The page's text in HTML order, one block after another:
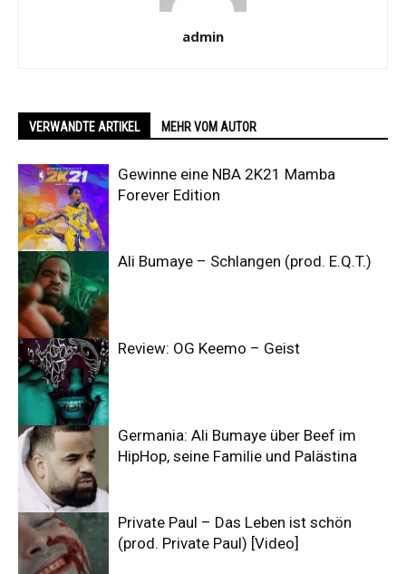
admin
VERWANDTE ARTIKEL MEHR VOM AUTOR
Gewinne eine NBA 2K21 Mamba
Forever Edition
Ali Bumaye – Schlangen (prod. E.Q.T.)
Review: OG Keemo – Geist
Germania: Ali Bumaye über Beef im
HipHop, seine Familie und Palästina
Private Paul – Das Leben ist schön
(prod. Private Paul) [Video]